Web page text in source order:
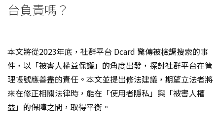
台負責嗎？
本文將從2023年底，社群平台 Dcard 驚傳被檢調搜索的事
件，以「被害人權益保護」的角度出發，探討社群平台在管
理帳號應善盡的責任。本文並提出修法建議，期望立法者將
來在修正相關法律時，能在「使用者隱私」與「被害人權
益」的保障之間，取得平衡。